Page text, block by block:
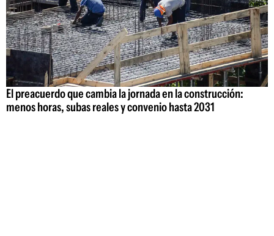
El preacuerdo que cambia la jornada en la construcción:
menos horas, subas reales y convenio hasta 2031